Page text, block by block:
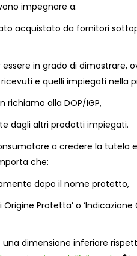
impegnare a:
acquistato da fornitori
in grado di dimostrare,
e quelli impiegati nella
alla DOP/IGP,
dagli altri prodotti impiegati.
a credere la tutela
che:
dopo il nome protetto,
Protetta’ o
una dimensione inferiore